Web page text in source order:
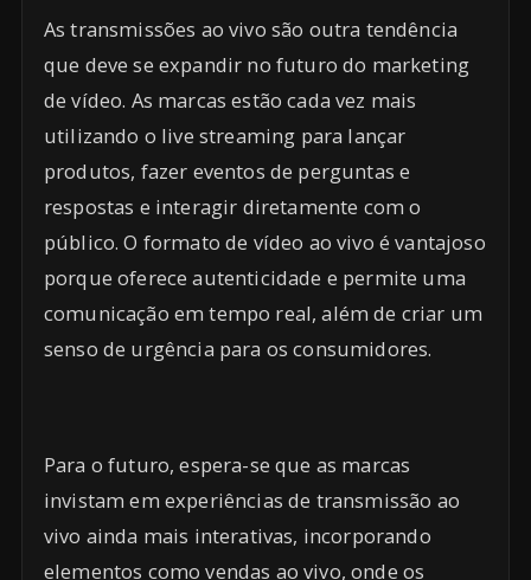
As transmissões ao vivo são outra tendência
que deve se expandir no futuro do marketing
de vídeo. As marcas estão cada vez mais
utilizando o live streaming para lançar
produtos, fazer eventos de perguntas e
respostas e interagir diretamente com o
público. O formato de vídeo ao vivo é vantajoso
porque oferece autenticidade e permite uma
comunicação em tempo real, além de criar um
senso de urgência para os consumidores.
Para o futuro, espera-se que as marcas
invistam em experiências de transmissão ao
vivo ainda mais interativas, incorporando
elementos como vendas ao vivo, onde os